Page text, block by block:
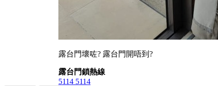
露台門壞咗? 露台門開唔到?
露台門鎖熱線
5114 5114